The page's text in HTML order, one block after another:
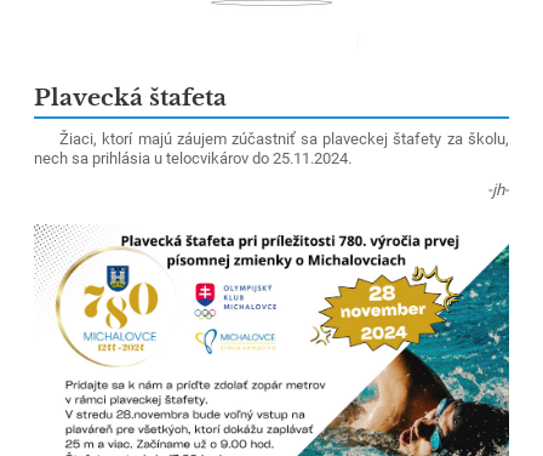
Plavecká štafeta
Žiaci, ktorí majú záujem zúčastniť sa plaveckej štafety za školu,
nech sa prihlásia u telocvikárov do 25.11.2024.
-jh-